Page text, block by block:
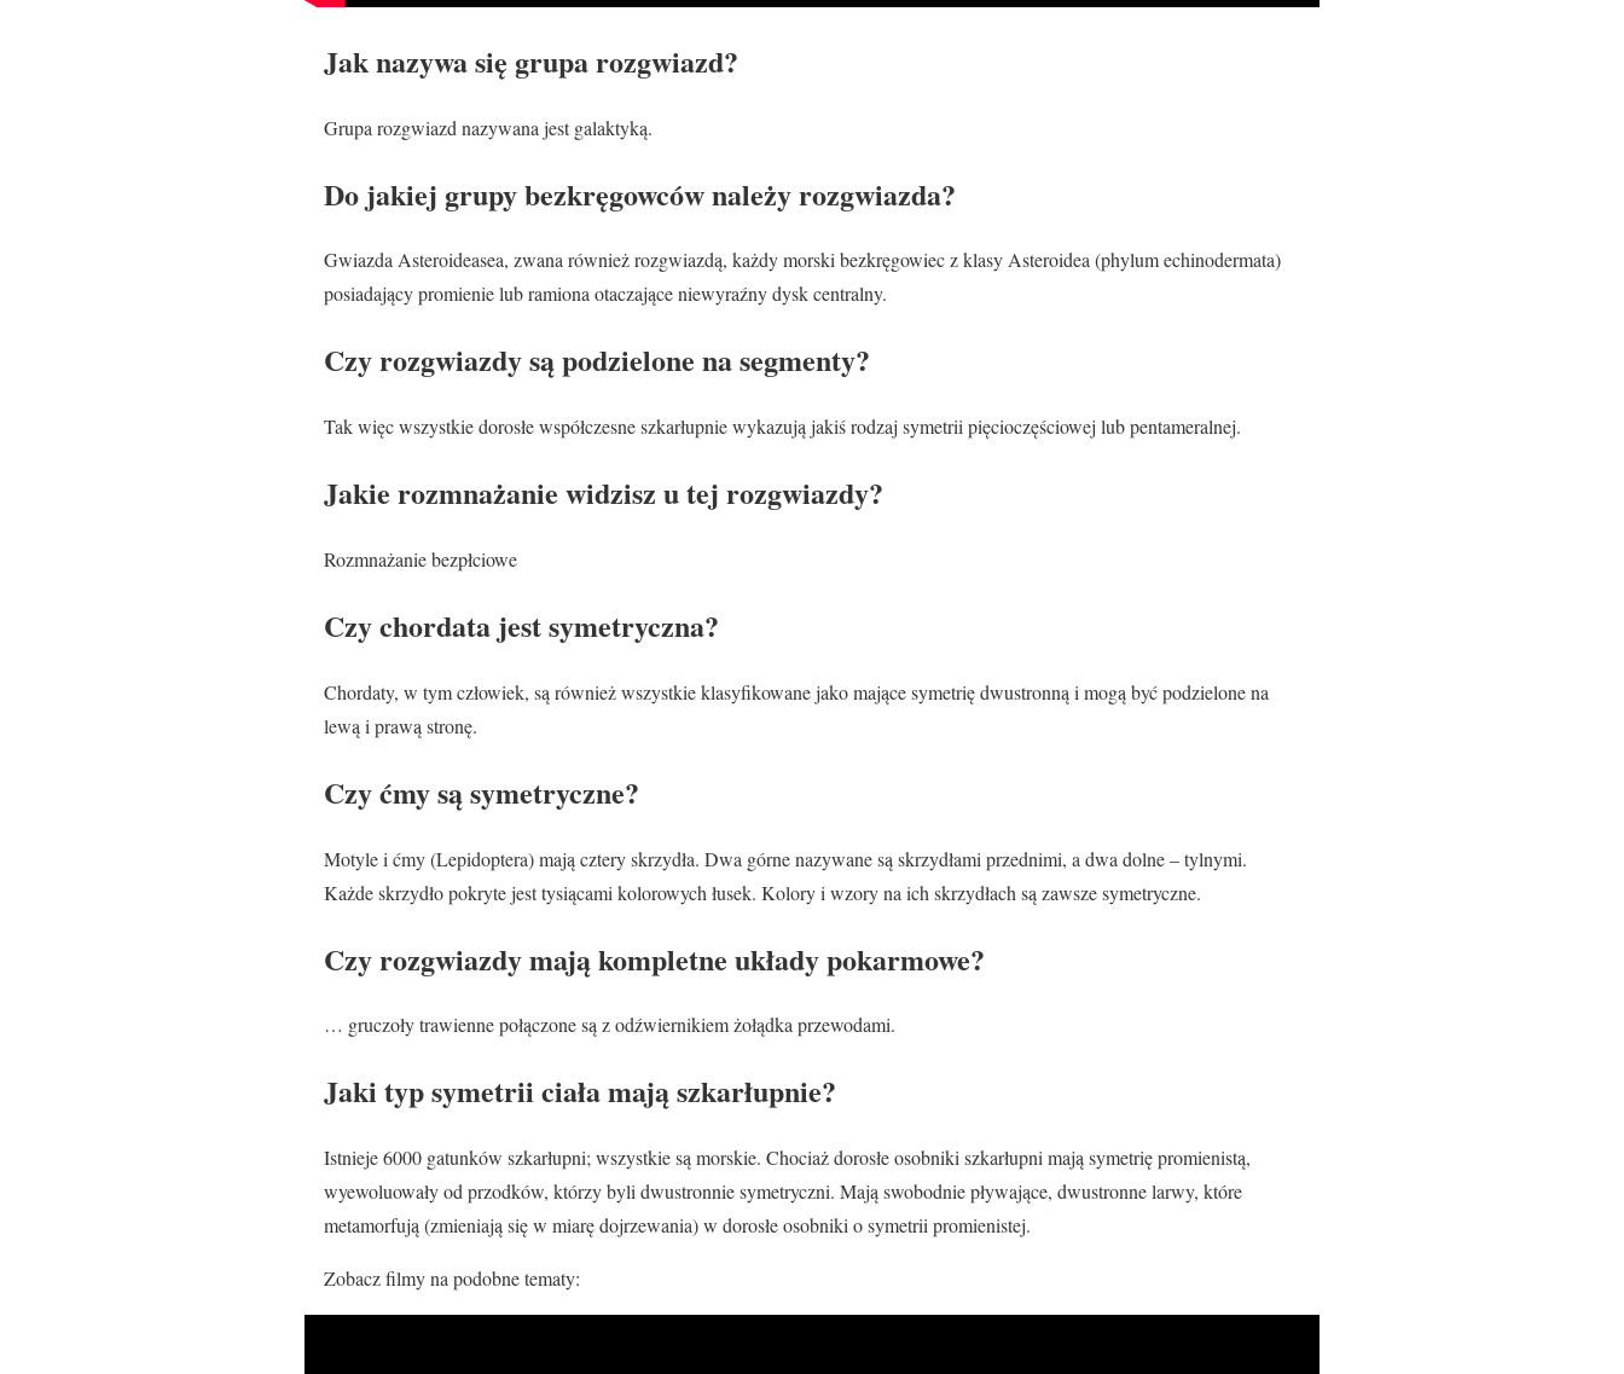
Jak nazywa się grupa rozgwiazd?
Grupa rozgwiazd nazywana jest galaktyką.
Do jakiej grupy bezkręgowców należy rozgwiazda?
Gwiazda Asteroideasea, zwana również rozgwiazdą, każdy morski bezkręgowiec z klasy Asteroidea (phylum echinodermata)
posiadający promienie lub ramiona otaczające niewyraźny dysk centralny.
Czy rozgwiazdy są podzielone na segmenty?
Tak więc wszystkie dorosłe współczesne szkarłupnie wykazują jakiś rodzaj symetrii pięcioczęściowej lub pentameralnej.
Jakie rozmnażanie widzisz u tej rozgwiazdy?
Rozmnażanie bezpłciowe
Czy chordata jest symetryczna?
Chordaty, w tym człowiek, są również wszystkie klasyfikowane jako mające symetrię dwustronną i mogą być podzielone na
lewą i prawą stronę.
Czy ćmy są symetryczne?
Motyle i ćmy (Lepidoptera) mają cztery skrzydła. Dwa górne nazywane są skrzydłami przednimi, a dwa dolne – tylnymi.
Każde skrzydło pokryte jest tysiącami kolorowych łusek. Kolory i wzory na ich skrzydłach są zawsze symetryczne.
Czy rozgwiazdy mają kompletne układy pokarmowe?
… gruczoły trawienne połączone są z odźwiernikiem żołądka przewodami.
Jaki typ symetrii ciała mają szkarłupnie?
Istnieje 6000 gatunków szkarłupni; wszystkie są morskie. Chociaż dorosłe osobniki szkarłupni mają symetrię promienistą,
wyewoluowały od przodków, którzy byli dwustronnie symetryczni. Mają swobodnie pływające, dwustronne larwy, które
metamorfują (zmieniają się w miarę dojrzewania) w dorosłe osobniki o symetrii promienistej.
Zobacz filmy na podobne tematy: